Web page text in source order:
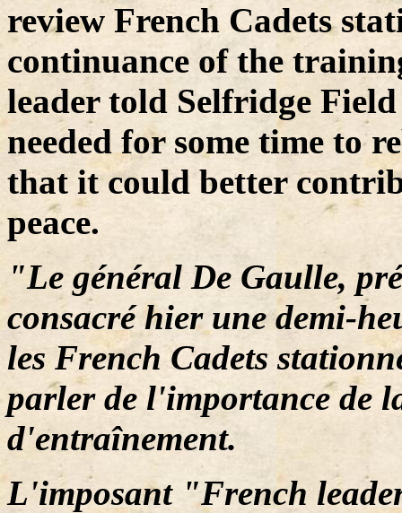
review French Cadets
continuance of the
leader told Selfridge
needed for some time to
that it could better
peace.
"Le général De Gaulle,
consacré hier une demi-
les French Cadets
parler de l'importance de
d'entraînement.
L'imposant "French